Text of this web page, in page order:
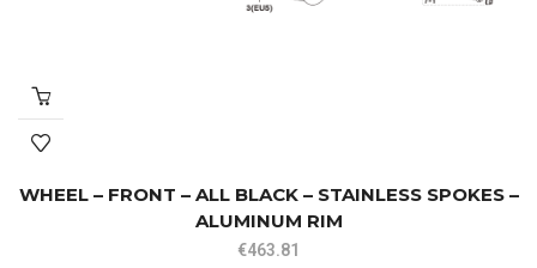
WHEEL – FRONT – ALL BLACK – STAINLESS SPOKES –
ALUMINUM RIM
€463.81